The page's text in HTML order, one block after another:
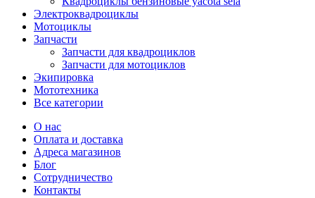
Электроквадроциклы
Мотоциклы
Запчасти
Запчасти для квадроциклов
Запчасти для мотоциклов
Экипировка
Мототехника
Все категории
О нас
Оплата и доставка
Адреса магазинов
Блог
Сотрудничество
Контакты